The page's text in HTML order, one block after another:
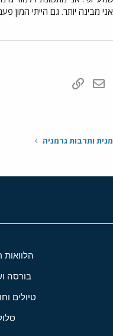
מבינה יותר. גם הייתי המון
WhatsAppדואר אלקטרוני
ותרבות גרמניה
בורסה
טיולים